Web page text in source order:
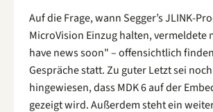
Auf die Frage, wann Segger’s JLINK-
MicroVision Einzug halten, vermeldete
have news soon" – offensichtlich
Gespräche statt. Zu guter Letzt sei
hingewiesen, dass MDK 6 auf der
gezeigt wird. Außerdem steht ein